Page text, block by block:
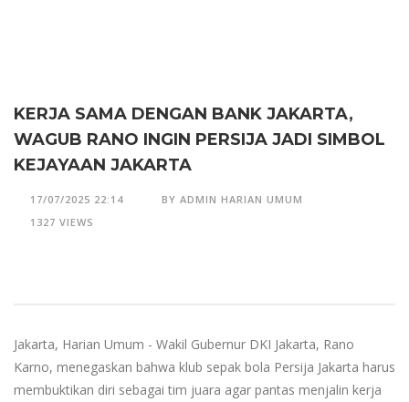
KERJA SAMA DENGAN BANK JAKARTA,
WAGUB RANO INGIN PERSIJA JADI SIMBOL
KEJAYAAN JAKARTA
17/07/2025 22:14
BY ADMIN HARIAN UMUM
1327 VIEWS
Jakarta, Harian Umum - Wakil Gubernur DKI Jakarta, Rano
Karno, menegaskan bahwa klub sepak bola Persija Jakarta harus
membuktikan diri sebagai tim juara agar pantas menjalin kerja